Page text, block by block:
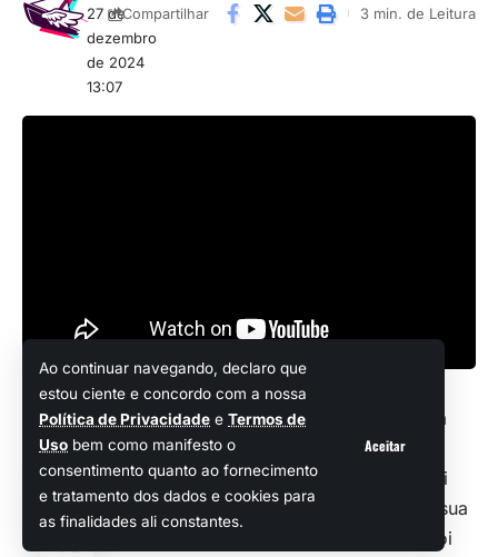
Ao continuar navegando, declaro que
estou ciente e concordo com a nossa
Política de Privacidade e Termos de
Uso bem como manifesto o
consentimento quanto ao fornecimento
e tratamento dos dados e cookies para
as finalidades ali constantes.
Aceitar
27 de
dezembro
de 2024
13:07
Compartilhar 3 min. de Leitura
Compartilhar
Compartilhando um press release, a
Infold Games revelou várias
informações sobre o update que vai
colocar o popular Infinity Nikki em sua
versão 1.1. O pacote de conteúdo foi